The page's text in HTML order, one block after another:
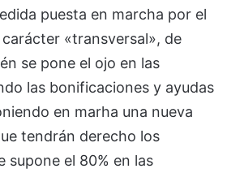
puesta en marcha por el
«transversal», de
se pone el ojo en las
las bonificaciones y ayudas
en marha una nueva
tendrán derecho los
supone el 80% en las